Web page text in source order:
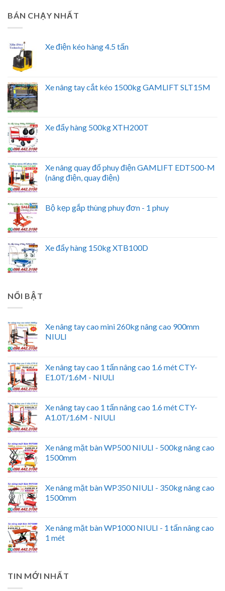
BÁN CHẠY NHẤT
Xe điện kéo hàng 4.5 tấn
Xe nâng tay cắt kéo 1500kg GAMLIFT SLT15M
Xe đẩy hàng 500kg XTH200T
Xe nâng quay đổ phuy điện GAMLIFT EDT500-M
(nâng điện, quay điện)
Bộ kẹp gắp thùng phuy đơn - 1 phuy
Xe đẩy hàng 150kg XTB100D
NỔI BẬT
Xe nâng tay cao mini 260kg nâng cao 900mm
NIULI
Xe nâng tay cao 1 tấn nâng cao 1.6 mét CTY-
E1.0T/1.6M - NIULI
Xe nâng tay cao 1 tấn nâng cao 1.6 mét CTY-
A1.0T/1.6M - NIULI
Xe nâng mặt bàn WP500 NIULI - 500kg nâng cao
1500mm
Xe nâng mặt bàn WP350 NIULI - 350kg nâng cao
1500mm
Xe nâng mặt bàn WP1000 NIULI - 1 tấn nâng cao
1 mét
TIN MỚI NHẤT